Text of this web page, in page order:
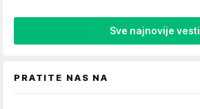
Sve najnovije vesti
PRATITE NAS NA